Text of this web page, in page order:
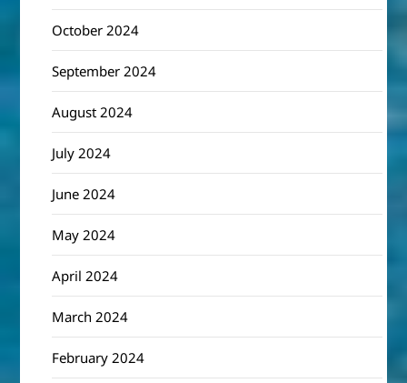
October 2024
September 2024
August 2024
July 2024
June 2024
May 2024
April 2024
March 2024
February 2024